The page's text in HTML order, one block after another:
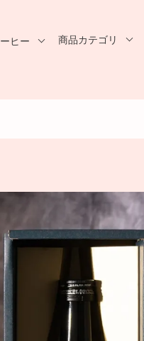
ヒー 商品カテゴリ